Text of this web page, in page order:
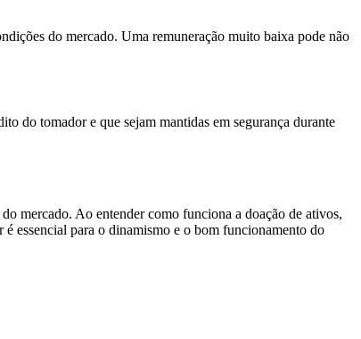
do mercado. Uma remuneração muito baixa pode não
do tomador e que sejam mantidas em segurança durante
mercado. Ao entender como funciona a doação de ativos,
essencial para o dinamismo e o bom funcionamento do